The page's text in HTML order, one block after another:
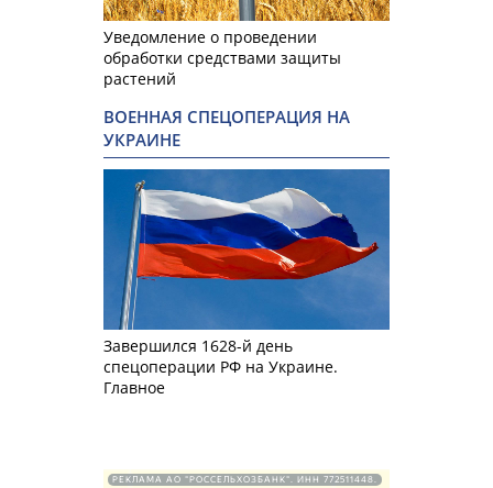
Уведомление о проведении
обработки средствами защиты
растений
ВОЕННАЯ СПЕЦОПЕРАЦИЯ НА
УКРАИНЕ
Завершился 1628-й день
спецоперации РФ на Украине.
Главное
РЕКЛАМА АО "РОССЕЛЬХОЗБАНК". ИНН 772511448.